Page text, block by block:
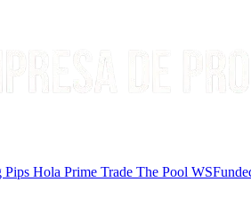
Pips Hola Prime Trade The Pool